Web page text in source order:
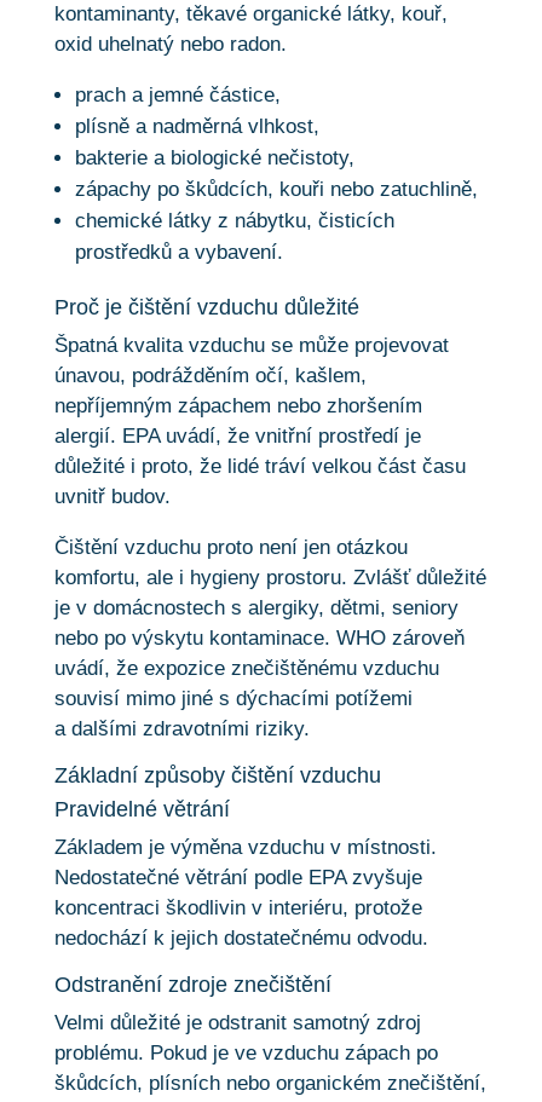
kontaminanty, těkavé organické látky, kouř,
oxid uhelnatý nebo radon.
prach a jemné částice,
plísně a nadměrná vlhkost,
bakterie a biologické nečistoty,
zápachy po škůdcích, kouři nebo zatuchlině,
chemické látky z nábytku, čisticích
prostředků a vybavení.
Proč je čištění vzduchu důležité
Špatná kvalita vzduchu se může projevovat
únavou, podrážděním očí, kašlem,
nepříjemným zápachem nebo zhoršením
alergií. EPA uvádí, že vnitřní prostředí je
důležité i proto, že lidé tráví velkou část času
uvnitř budov.
Čištění vzduchu proto není jen otázkou
komfortu, ale i hygieny prostoru. Zvlášť důležité
je v domácnostech s alergiky, dětmi, seniory
nebo po výskytu kontaminace. WHO zároveň
uvádí, že expozice znečištěnému vzduchu
souvisí mimo jiné s dýchacími potížemi
a dalšími zdravotními riziky.
Základní způsoby čištění vzduchu
Pravidelné větrání
Základem je výměna vzduchu v místnosti.
Nedostatečné větrání podle EPA zvyšuje
koncentraci škodlivin v interiéru, protože
nedochází k jejich dostatečnému odvodu.
Odstranění zdroje znečištění
Velmi důležité je odstranit samotný zdroj
problému. Pokud je ve vzduchu zápach po
škůdcích, plísních nebo organickém znečištění,